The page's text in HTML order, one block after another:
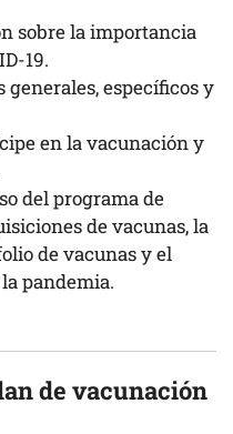
sobre la importancia
19.
generales, específicos y
en la vacunación y
del programa de
de vacunas, la
de vacunas y el
pandemia.
de vacunación